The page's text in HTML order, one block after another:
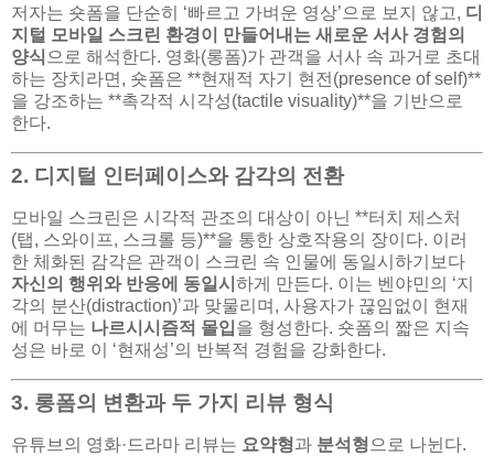
저자는 숏폼을 단순히 ‘빠르고 가벼운 영상’으로 보지 않고, 디
지털 모바일 스크린 환경이 만들어내는 새로운 서사 경험의
양식 으로 해석한다. 영화(롱폼)가 관객을 서사 속 과거로 초대
하는 장치라면, 숏폼은 **현재적 자기 현전(presence of self)**
을 강조하는 **촉각적 시각성(tactile visuality)**을 기반으로
한다.
2. 디지털 인터페이스와 감각의 전환
모바일 스크린은 시각적 관조의 대상이 아닌 **터치 제스처
(탭, 스와이프, 스크롤 등)**을 통한 상호작용의 장이다. 이러
한 체화된 감각은 관객이 스크린 속 인물에 동일시하기보다
자신의 행위와 반응에 동일시 하게 만든다. 이는 벤야민의 ‘지
각의 분산(distraction)’과 맞물리며, 사용자가 끊임없이 현재
에 머무는 나르시시즘적 몰입 을 형성한다. 숏폼의 짧은 지속
성은 바로 이 ‘현재성’의 반복적 경험을 강화한다.
3. 롱폼의 변환과 두 가지 리뷰 형식
유튜브의 영화·드라마 리뷰는 요약형과 분석형 으로 나뉜다.